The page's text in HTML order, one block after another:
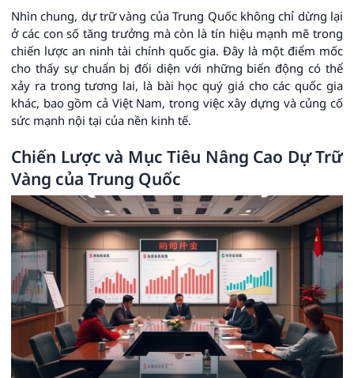
Nhìn chung, dự trữ vàng của Trung Quốc không chỉ dừng lại
ở các con số tăng trưởng mà còn là tín hiệu mạnh mẽ trong
chiến lược an ninh tài chính quốc gia. Đây là một điểm mốc
cho thấy sự chuẩn bị đối diện với những biến động có thể
xảy ra trong tương lai, là bài học quý giá cho các quốc gia
khác, bao gồm cả Việt Nam, trong việc xây dựng và củng cố
sức mạnh nội tại của nền kinh tế.
Chiến Lược và Mục Tiêu Nâng Cao Dự Trữ
Vàng của Trung Quốc